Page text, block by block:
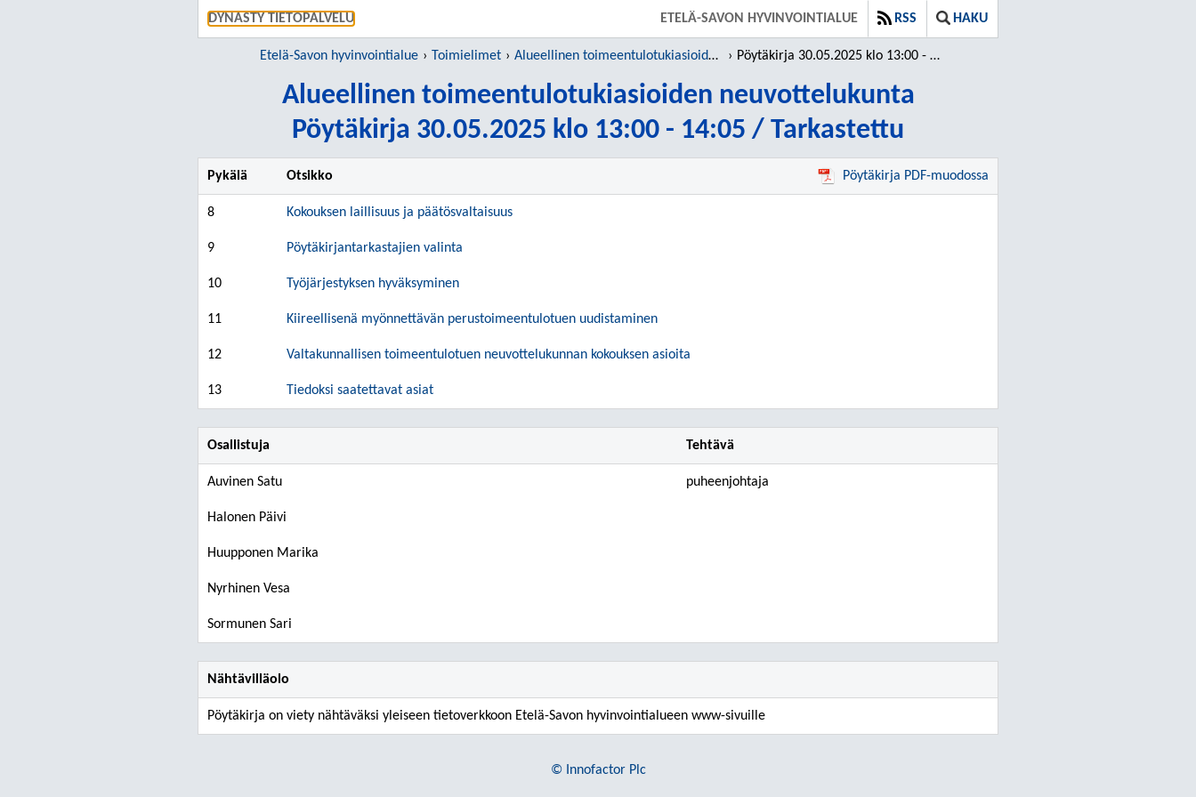
DYNASTY TIETOPALVELU SIIRRY SUORAAN PÄÄSISÄLTÖÖNETELÄ-SAVON HYVINVOINTIALUE RSS HAKU
Etelä-Savon hyvinvointialue Toimielimet Alueellinen toimeentulotukiasioiden neuvottelukunta Pöytäkirja 30.05.2025 klo 13:00 - 14:05 / Tarkastettu
Alueellinen toimeentulotukiasioiden neuvottelukunta
Pöytäkirja 30.05.2025 klo 13:00 - 14:05 / Tarkastettu
Pykälä Otsikko Pöytäkirja PDF-muodossa
8 Kokouksen laillisuus ja päätösvaltaisuus
9 Pöytäkirjantarkastajien valinta
10 Työjärjestyksen hyväksyminen
11 Kiireellisenä myönnettävän perustoimeentulotuen uudistaminen
12 Valtakunnallisen toimeentulotuen neuvottelukunnan kokouksen asioita
13 Tiedoksi saatettavat asiat
Osallistuja Tehtävä
Auvinen Satu puheenjohtaja
Halonen Päivi
Huupponen Marika
Nyrhinen Vesa
Sormunen Sari
Nähtävilläolo
Pöytäkirja on viety nähtäväksi yleiseen tietoverkkoon Etelä-Savon hyvinvointialueen www-sivuille
© Innofactor Plc